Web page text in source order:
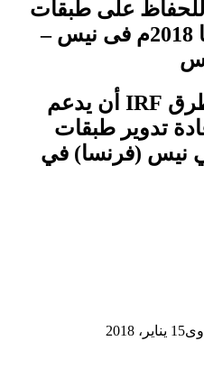
للحفاظ على طبقات
الرصف وإعادة تدويرها 2018م فى نيس –
يسر الإتحاد الدولى للطرق IRF أن يدعم
تدوير طبقات
نيس (فرنسا) في
15 يناير، 2018